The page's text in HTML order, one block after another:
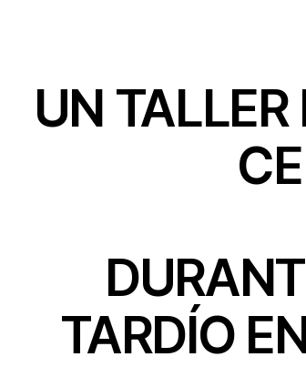
UN
TARDÍO